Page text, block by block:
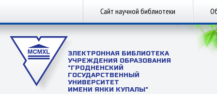
Сайт научной библиотеки
ЭЛЕКТРОННАЯ БИБЛИОТЕКА
УЧРЕЖДЕНИЯ ОБРАЗОВАНИЯ
"ГРОДНЕНСКИЙ
ГОСУДАРСТВЕННЫЙ
УНИВЕРСИТЕТ
ИМЕНИ ЯНКИ КУПАЛЫ"